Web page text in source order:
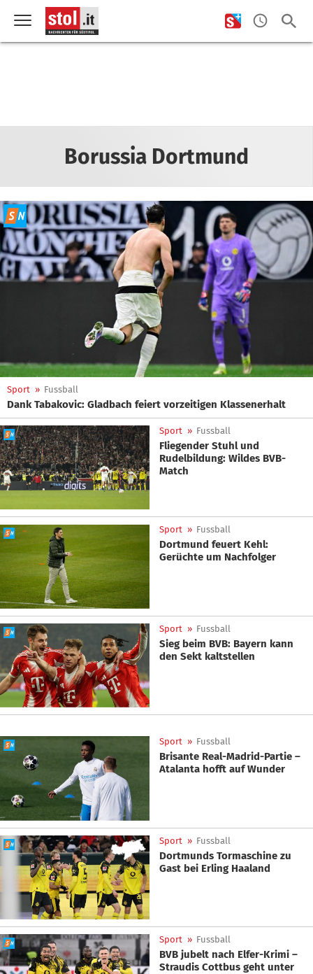
Borussia Dortmund
Sport » Fussball
Dank Tabakovic: Gladbach feiert vorzeitigen Klassenerhalt
Sport » Fussball
Fliegender Stuhl und
Rudelbildung: Wildes BVB-
Match
Sport » Fussball
Dortmund feuert Kehl:
Gerüchte um Nachfolger
Sport » Fussball
Sieg beim BVB: Bayern kann
den Sekt kaltstellen
Sport » Fussball
Brisante Real-Madrid-Partie –
Atalanta hofft auf Wunder
Sport » Fussball
Dortmunds Tormaschine zu
Gast bei Erling Haaland
Sport » Fussball
BVB jubelt nach Elfer-Krimi –
Straudis Cottbus geht unter